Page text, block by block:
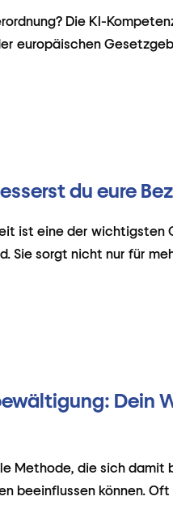
Die KI-
europäischen
du eure
ist eine der wichtigsten
Sie sorgt nicht nur für
Dein
Methode, die sich
beeinflussen können.